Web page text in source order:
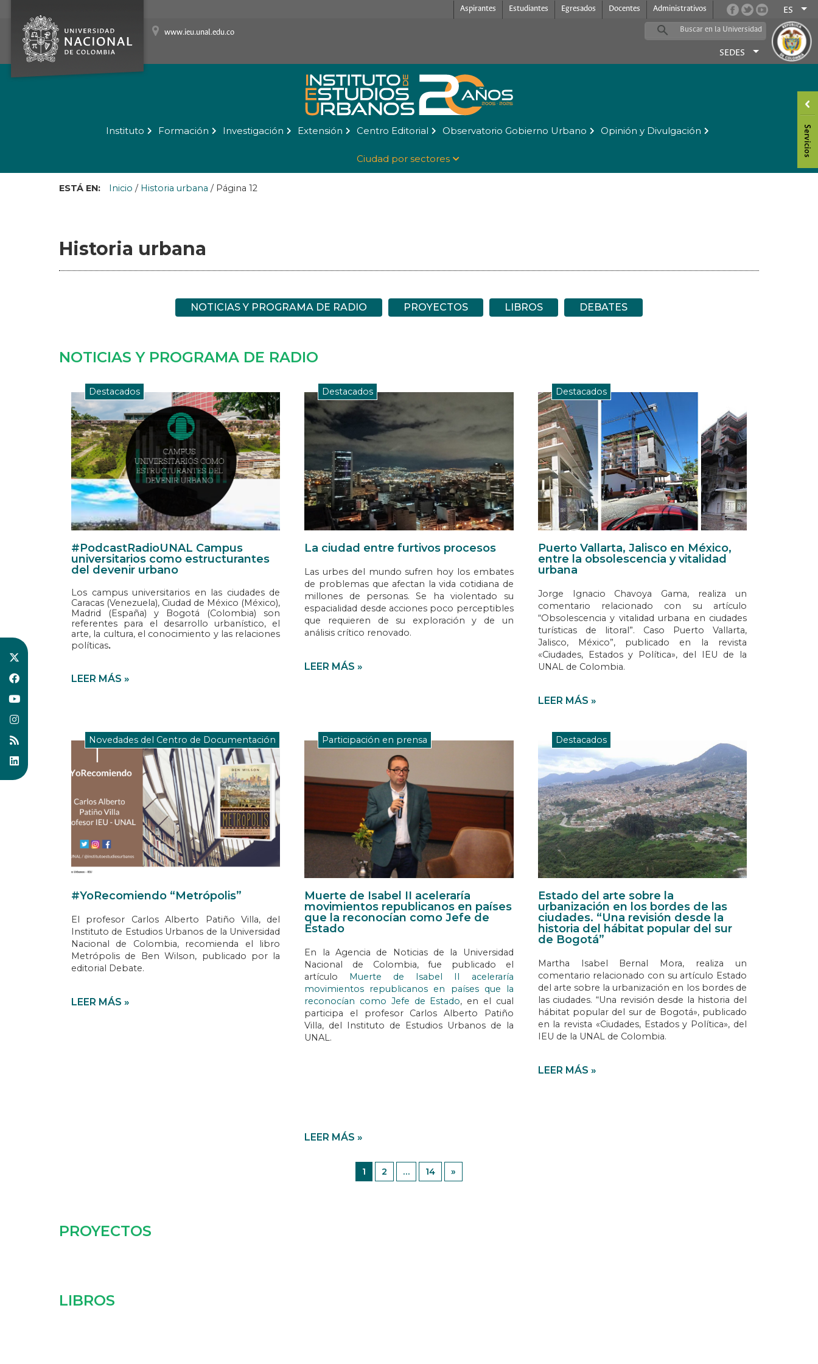
Aspirantes Estudiantes Egresados Docentes Administrativos ES
www.ieu.unal.edu.co
SEDES
Instituto Formación Investigación Extensión Centro Editorial Observatorio Gobierno Urbano Opinión y Divulgación
Ciudad por sectores
ESTÁ EN: Inicio / Historia urbana / Página 12
Historia urbana
NOTICIAS Y PROGRAMA DE RADIO PROYECTOS LIBROS DEBATES
NOTICIAS Y PROGRAMA DE RADIO
Destacados
#PodcastRadioUNAL Campus
universitarios como estructurantes
del devenir urbano
Los campus universitarios en las ciudades de
Caracas (Venezuela), Ciudad de México (México),
Madrid (España) y Bogotá (Colombia) son
referentes para el desarrollo urbanístico, el
arte, la cultura, el conocimiento y las relaciones
políticas.
LEER MÁS »
Destacados
La ciudad entre furtivos procesos
Las urbes del mundo sufren hoy los embates
de problemas que afectan la vida cotidiana de
millones de personas. Se ha violentado su
espacialidad desde acciones poco perceptibles
que requieren de su exploración y de un
análisis crítico renovado.
LEER MÁS »
Destacados
Puerto Vallarta, Jalisco en México,
entre la obsolescencia y vitalidad
urbana
Jorge Ignacio Chavoya Gama, realiza un
comentario relacionado con su artículo
“Obsolescencia y vitalidad urbana en ciudades
turísticas de litoral”. Caso Puerto Vallarta,
Jalisco, México”, publicado en la revista
«Ciudades, Estados y Política», del IEU de la
UNAL de Colombia.
LEER MÁS »
Novedades del Centro de Documentación
#YoRecomiendo “Metrópolis”
El profesor Carlos Alberto Patiño Villa, del
Instituto de Estudios Urbanos de la Universidad
Nacional de Colombia, recomienda el libro
Metrópolis de Ben Wilson, publicado por la
editorial Debate.
LEER MÁS »
Participación en prensa
Muerte de Isabel II aceleraría
movimientos republicanos en países
que la reconocían como Jefe de
Estado
En la Agencia de Noticias de la Universidad
Nacional de Colombia, fue publicado el
artículo Muerte de Isabel II aceleraría
movimientos republicanos en países que la
reconocían como Jefe de Estado, en el cual
participa el profesor Carlos Alberto Patiño
Villa, del Instituto de Estudios Urbanos de la
UNAL.
LEER MÁS »
Destacados
Estado del arte sobre la
urbanización en los bordes de las
ciudades. “Una revisión desde la
historia del hábitat popular del sur
de Bogotá”
Martha Isabel Bernal Mora, realiza un
comentario relacionado con su artículo Estado
del arte sobre la urbanización en los bordes de
las ciudades. “Una revisión desde la historia del
hábitat popular del sur de Bogotá», publicado
en la revista «Ciudades, Estados y Política», del
IEU de la UNAL de Colombia.
LEER MÁS »
1 2 … 14 »
PROYECTOS
LIBROS